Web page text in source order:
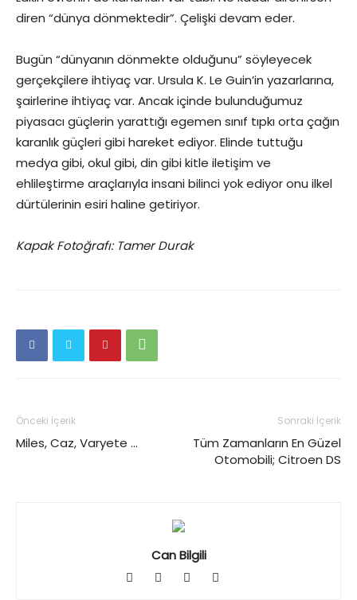
diren “dünya dönmektedir”. Çelişki devam eder.
Bugün “dünyanın dönmekte olduğunu” söyleyecek
gerçekçilere ihtiyaç var. Ursula K. Le Guin’in yazarlarına,
şairlerine ihtiyaç var. Ancak içinde bulunduğumuz
piyasacı güçlerin yarattığı egemen sınıf tıpkı orta çağın
karanlık güçleri gibi hareket ediyor. Elinde tuttuğu
medya gibi, okul gibi, din gibi kitle iletişim ve
ehlileştirme araçlarıyla insani bilinci yok ediyor onu ilkel
dürtülerinin esiri haline getiriyor.
Kapak Fotoğrafı: Tamer Durak
Önceki İçerik
Miles, Caz, Varyete …
Sonraki İçerik
Tüm Zamanların En Güzel
Otomobili; Citroen DS
Can Bilgili